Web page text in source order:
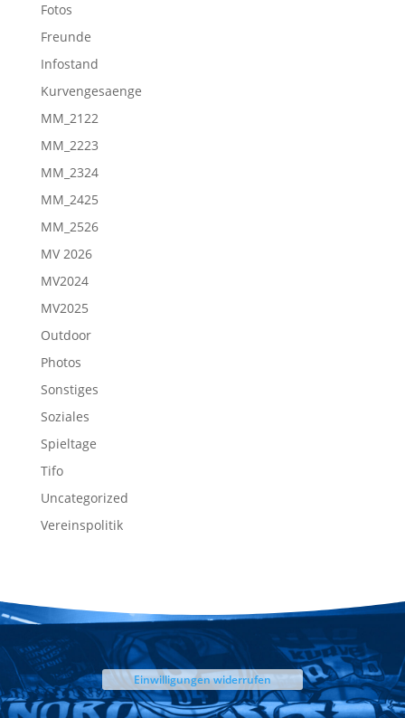
Fotos
Freunde
Infostand
Kurvengesaenge
MM_2122
MM_2223
MM_2324
MM_2425
MM_2526
MV 2026
MV2024
MV2025
Outdoor
Photos
Sonstiges
Soziales
Spieltage
Tifo
Uncategorized
Vereinspolitik
Einwilligungen widerrufen